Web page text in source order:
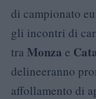
di campionato
gli incontri di
tra Monza e
delineeranno
affollamento di